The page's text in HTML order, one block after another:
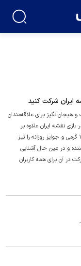
ایران شرکت کنید
برای علاقه‌مندان
نقشه ایران علاوه بر
تجربه یک رقابت جذاب، شانس برنده شدن شمش طلای ۱ گرمی و جوایز روزانه را نیز
و در عین حال آشنایی
آن برای همه کاربران